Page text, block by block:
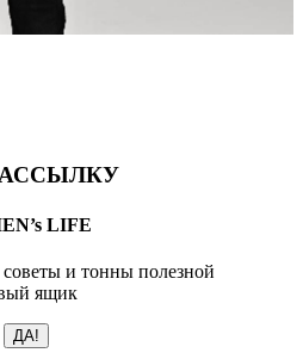
LIFE
и тонны полезной
ящик
ДА!